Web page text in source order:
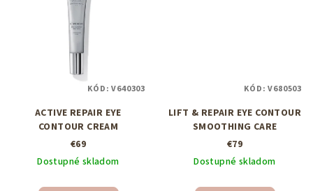
ACTIVE REPAIR EYE
CONTOUR CREAM
€69
Dostupné skladom
KÓD:V640303
LIFT & REPAIR EYE CONTOUR
SMOOTHING CARE
€79
Dostupné skladom
KÓD:V680503